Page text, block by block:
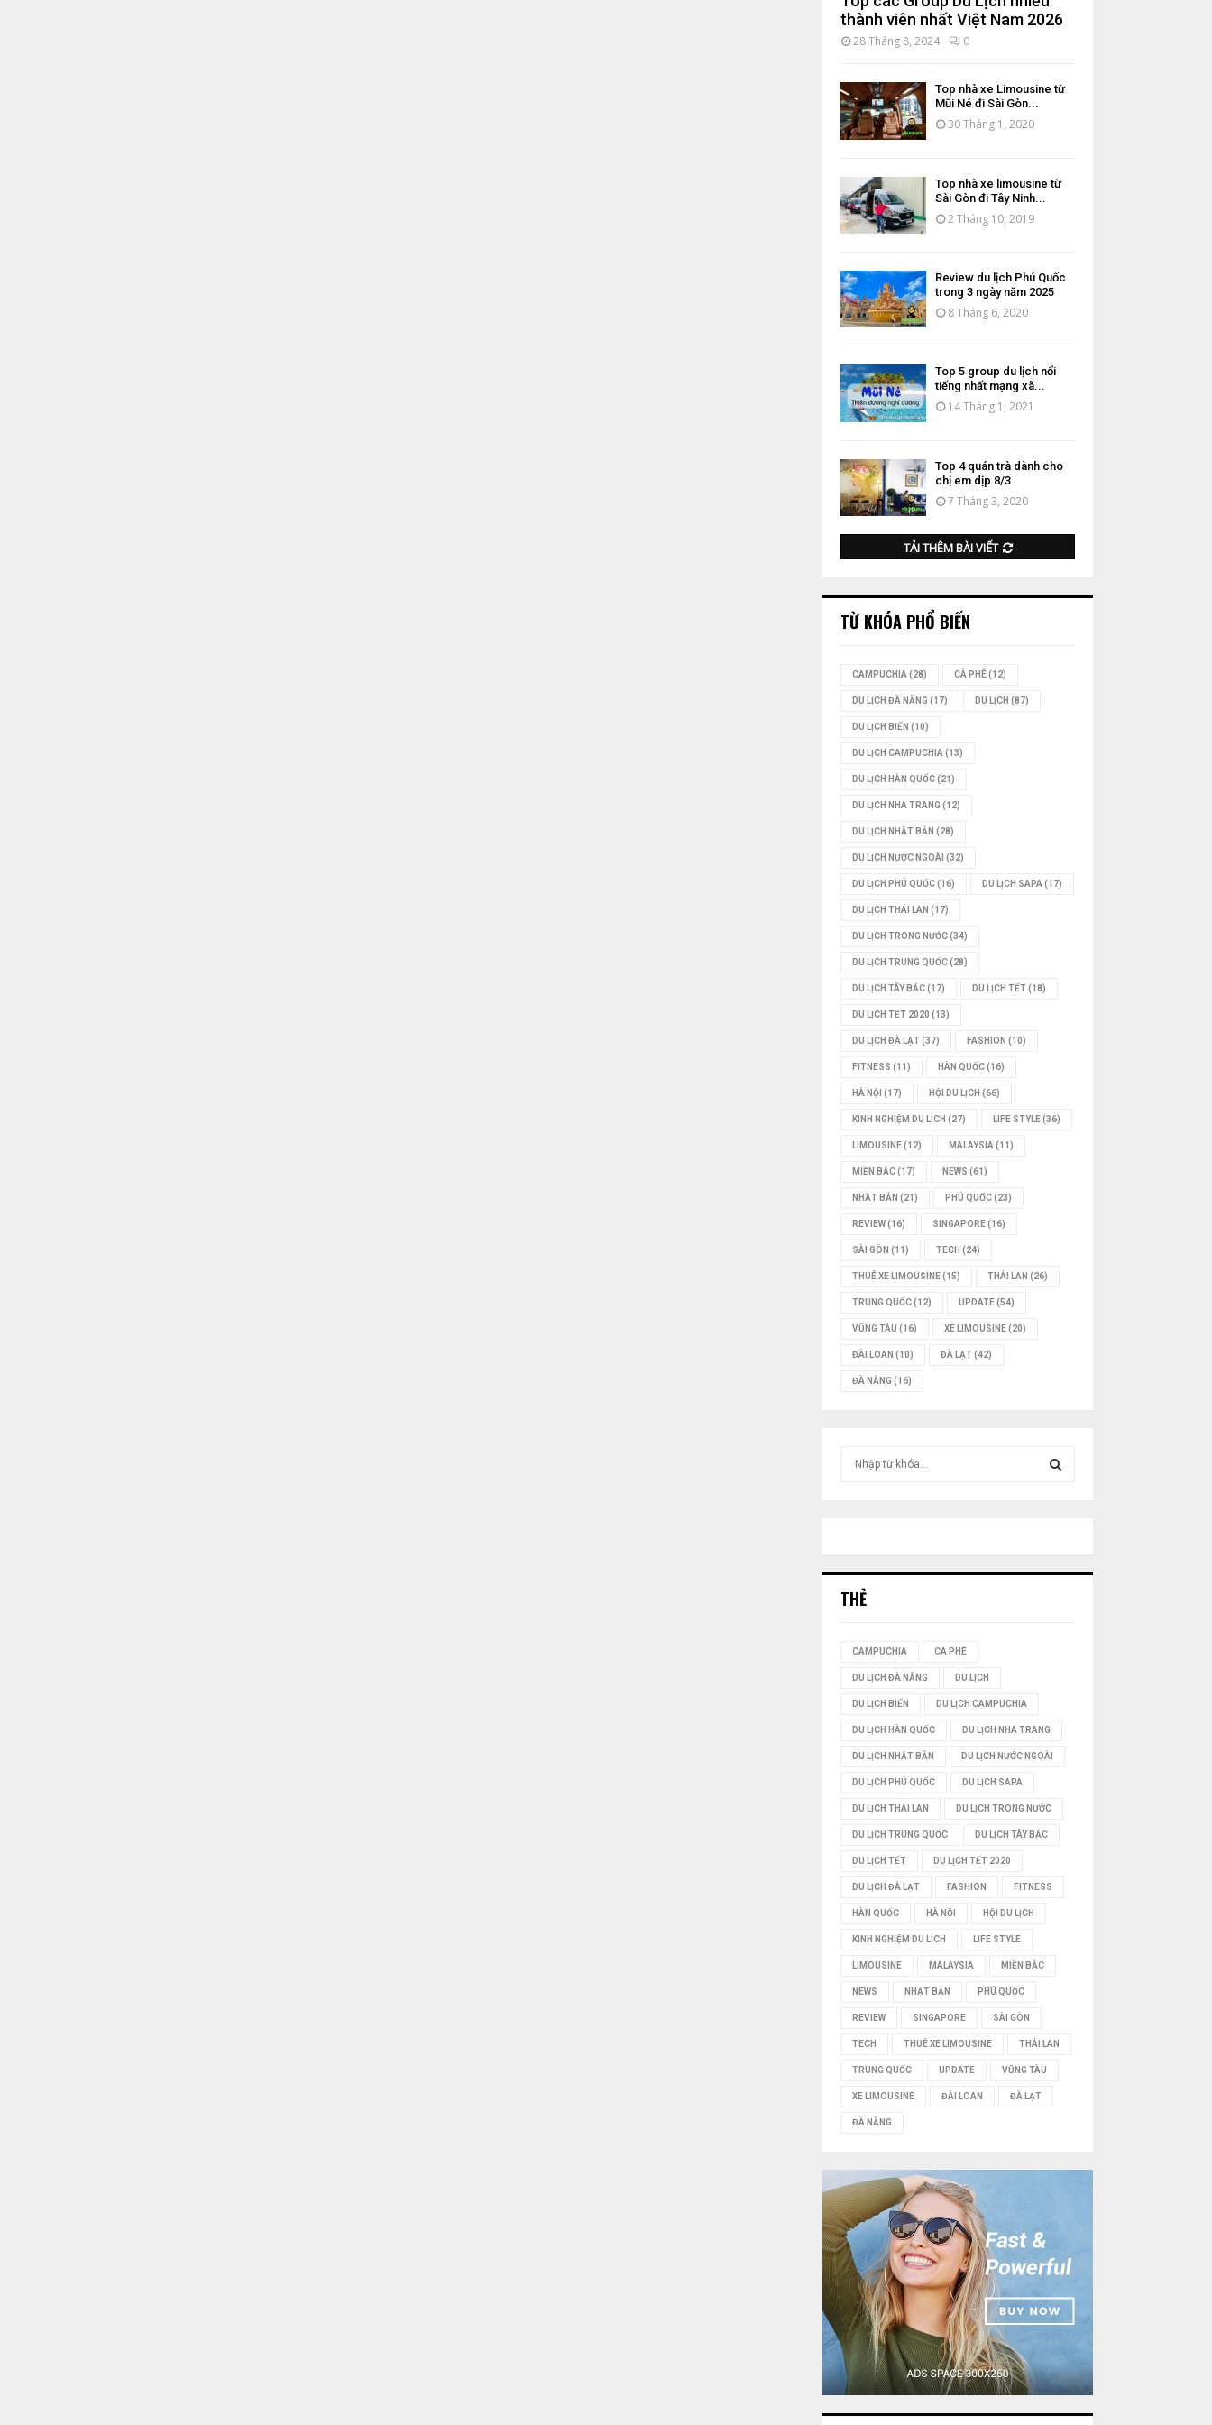
thành viên nhất Việt Nam 2026
28 Tháng 8, 2024 0
Top nhà xe Limousine từ
Mũi Né đi Sài Gòn...
30 Tháng 1, 2020
Top nhà xe limousine từ
Sài Gòn đi Tây Ninh...
2 Tháng 10, 2019
Review du lịch Phú Quốc
trong 3 ngày năm 2025
8 Tháng 6, 2020
Top 5 group du lịch nổi
tiếng nhất mạng xã...
14 Tháng 1, 2021
Top 4 quán trà dành cho
chị em dịp 8/3
7 Tháng 3, 2020
TẢI THÊM BÀI VIẾT
TỪ KHÓA PHỔ BIẾN
CAMPUCHIA (28) CÀ PHÊ(12)
DU LỊCH ĐÀ NẴNG (17) DU LỊCH (87)
DU LỊCH BIỂN (10)
DU LỊCH CAMPUCHIA (13)
DU LỊCH HÀN QUỐC(21)
DU LỊCH NHA TRANG (12)
DU LỊCH NHẬT BẢN (28)
DU LỊCH NƯỚC NGOÀI (32)
DU LỊCH PHÚ QUỐC(16) DU LỊCH SAPA (17)
DU LỊCH THÁI LAN (17)
DU LỊCH TRONG NƯỚC(34)
DU LỊCH TRUNG QUỐC(28)
DU LỊCH TÂY BẮC(17) DU LỊCH TẾT(18)
DU LỊCH TẾT 2020 (13)
DU LỊCH ĐÀ LẠT(37) FASHION (10)
FITNESS (11) HÀN QUỐC(16)
HÀ NỘI (17) HỘI DU LỊCH (66)
KINH NGHIỆM DU LỊCH (27) LIFE STYLE(36)
LIMOUSINE(12) MALAYSIA (11)
MIỀN BẮC(17) NEWS (61)
NHẬT BẢN (21) PHÚ QUỐC(23)
REVIEW(16) SINGAPORE(16)
SÀI GÒN (11) TECH (24)
THUÊ XE LIMOUSINE(15) THÁI LAN (26)
TRUNG QUỐC(12) UPDATE(54)
VŨNG TÀU (16) XE LIMOUSINE(20)
ĐÀI LOAN (10) ĐÀ LẠT(42)
ĐÀ NẴNG (16)
M
THẺ
CAMPUCHIA CÀ PHÊ
DU LỊCH ĐÀ NẴNG DU LỊCH
DU LỊCH BIỂN DU LỊCH CAMPUCHIA
DU LỊCH HÀN QUỐC DU LỊCH NHA TRANG
DU LỊCH NHẬT BẢN DU LỊCH NƯỚC NGOÀI
DU LỊCH PHÚ QUỐC DU LỊCH SAPA
DU LỊCH THÁI LAN DU LỊCH TRONG NƯỚC
DU LỊCH TRUNG QUỐC DU LỊCH TÂY BẮC
DU LỊCH TẾT DU LỊCH TẾT 2020
DU LỊCH ĐÀ LẠT FASHION FITNESS
HÀN QUỐC HÀ NỘI HỘI DU LỊCH
KINH NGHIỆM DU LỊCH LIFE STYLE
LIMOUSINE MALAYSIA MIỀN BẮC
NEWS NHẬT BẢN PHÚ QUỐC
REVIEW SINGAPORE SÀI GÒN
TECH THUÊ XE LIMOUSINE THÁI LAN
TRUNG QUỐC UPDATE VŨNG TÀU
XE LIMOUSINE ĐÀI LOAN ĐÀ LẠT
ĐÀ NẴNG